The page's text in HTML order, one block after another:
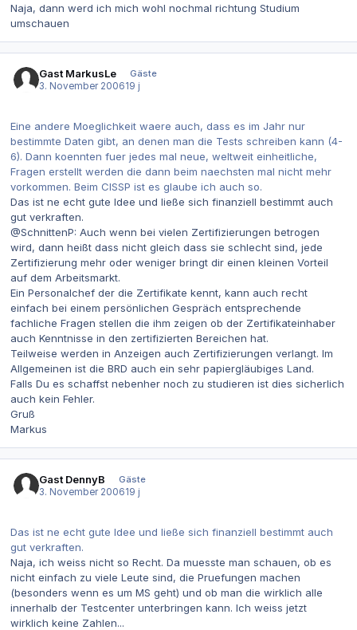
Naja, dann werd ich mich wohl nochmal richtung Studium
umschauen
Gast MarkusLe
Gäste
3. November 200619 j
Eine andere Moeglichkeit waere auch, dass es im Jahr nur
bestimmte Daten gibt, an denen man die Tests schreiben kann (4-
6). Dann koennten fuer jedes mal neue, weltweit einheitliche,
Fragen erstellt werden die dann beim naechsten mal nicht mehr
vorkommen. Beim CISSP ist es glaube ich auch so.
Das ist ne echt gute Idee und ließe sich finanziell bestimmt auch
gut verkraften.
@SchnittenP: Auch wenn bei vielen Zertifizierungen betrogen
wird, dann heißt dass nicht gleich dass sie schlecht sind, jede
Zertifizierung mehr oder weniger bringt dir einen kleinen Vorteil
auf dem Arbeitsmarkt.
Ein Personalchef der die Zertifikate kennt, kann auch recht
einfach bei einem persönlichen Gespräch entsprechende
fachliche Fragen stellen die ihm zeigen ob der Zertifikateinhaber
auch Kenntnisse in den zertifizierten Bereichen hat.
Teilweise werden in Anzeigen auch Zertifizierungen verlangt. Im
Allgemeinen ist die BRD auch ein sehr papiergläubiges Land.
Falls Du es schaffst nebenher noch zu studieren ist dies sicherlich
auch kein Fehler.
Gruß
Markus
Gast DennyB
Gäste
3. November 200619 j
Das ist ne echt gute Idee und ließe sich finanziell bestimmt auch
gut verkraften.
Naja, ich weiss nicht so Recht. Da muesste man schauen, ob es
nicht einfach zu viele Leute sind, die Pruefungen machen
(besonders wenn es um MS geht) und ob man die wirklich alle
innerhalb der Testcenter unterbringen kann. Ich weiss jetzt
wirklich keine Zahlen...